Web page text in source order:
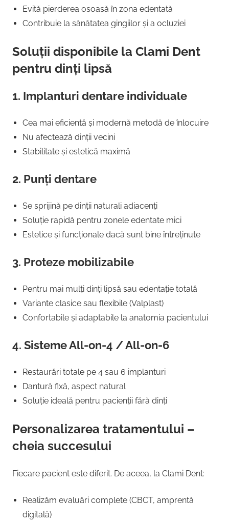
Evită pierderea osoasă în zona edentată
Contribuie la sănătatea gingiilor și a ocluziei
Soluții disponibile la Clami Dent
pentru dinți lipsă
1. Implanturi dentare individuale
Cea mai eficientă și modernă metodă de înlocuire
Nu afectează dinții vecini
Stabilitate și estetică maximă
2. Punți dentare
Se sprijină pe dinții naturali adiacenți
Soluție rapidă pentru zonele edentate mici
Estetice și funcționale dacă sunt bine întreținute
3. Proteze mobilizabile
Pentru mai mulți dinți lipsă sau edentație totală
Variante clasice sau flexibile (Valplast)
Confortabile și adaptabile la anatomia pacientului
4. Sisteme All-on-4 / All-on-6
Restaurări totale pe 4 sau 6 implanturi
Dantură fixă, aspect natural
Soluție ideală pentru pacienții fără dinți
Personalizarea tratamentului –
cheia succesului
Fiecare pacient este diferit. De aceea, la Clami Dent:
Realizăm evaluări complete (CBCT, amprentă
digitală)